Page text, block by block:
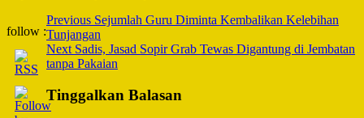
follow :
Post
Navigation
Previous Sejumlah Guru Diminta Kembalikan Kelebihan
Tunjangan
Next Sadis, Jasad Sopir Grab Tewas Digantung di Jembatan
tanpa Pakaian
Tinggalkan Balasan